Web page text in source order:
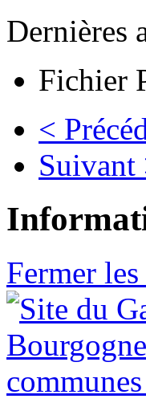
Dernières
Fichier
<
Suivant
Fermer